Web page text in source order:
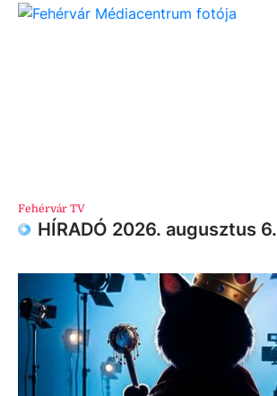
Fehérvár TV
HÍRADÓ 2026. augusztus 6.